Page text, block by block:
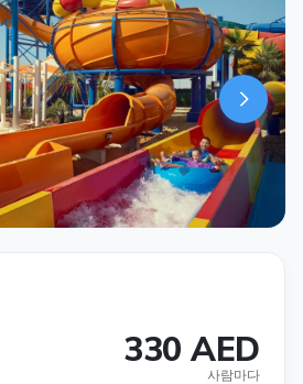
330 AED
사람마다